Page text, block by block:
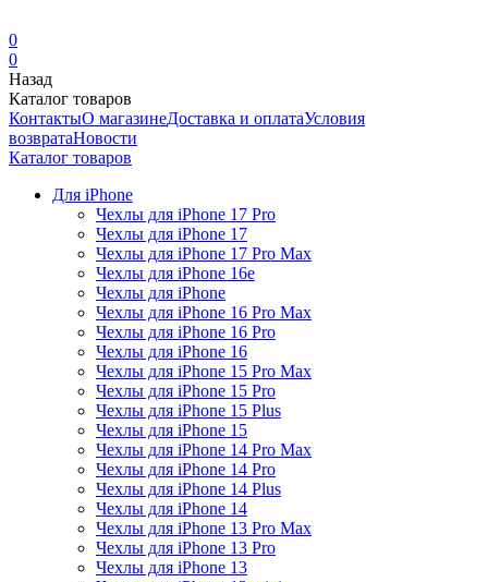
0
0
Назад
Каталог товаров
КонтактыО магазинеДоставка и оплатаУсловия
возвратаНовости
Каталог товаров
Для iPhone
Чехлы для iPhone 17 Pro
Чехлы для iPhone 17
Чехлы для iPhone 17 Pro Max
Чехлы для iPhone 16e
Чехлы для iPhone
Чехлы для iPhone 16 Pro Max
Чехлы для iPhone 16 Pro
Чехлы для iPhone 16
Чехлы для iPhone 15 Pro Max
Чехлы для iPhone 15 Pro
Чехлы для iPhone 15 Plus
Чехлы для iPhone 15
Чехлы для iPhone 14 Pro Max
Чехлы для iPhone 14 Pro
Чехлы для iPhone 14 Plus
Чехлы для iPhone 14
Чехлы для iPhone 13 Pro Max
Чехлы для iPhone 13 Pro
Чехлы для iPhone 13